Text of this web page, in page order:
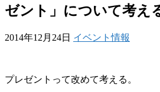
ゼント」について考え
2014年12月24日 イベント情報
プレゼントって改めて考える。